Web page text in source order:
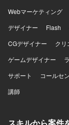
Webマーケティング
デザイナー
Flash
CGデザイナー
クリ
ゲームデザイナー
サポート
コールセ
講師